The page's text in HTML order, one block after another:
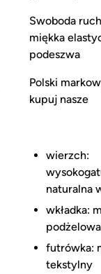
Swoboda
miękka
podeszwa
Polski
kupuj nasze
wierzch:
naturalna
wkładka:
futrówka:
tekstylny